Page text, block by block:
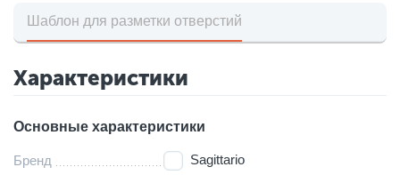
Шаблон для разметки отверстий
Характеристики
Основные характеристики
Бренд Sagittario